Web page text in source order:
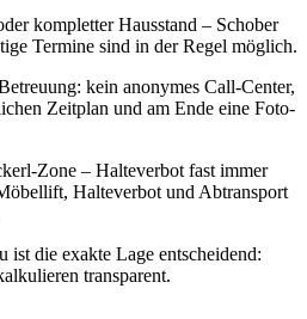
kompletter Hausstand – Schober
Termine sind in der Regel möglich.
kein anonymes Call-Center,
Zeitplan und am Ende eine Foto-
Zone – Halteverbot fast immer
Halteverbot und Abtransport
die exakte Lage entscheidend:
transparent.